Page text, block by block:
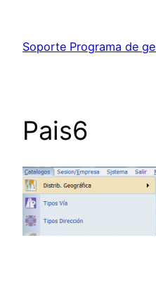
contenido
Soporte Programa de
Pais6